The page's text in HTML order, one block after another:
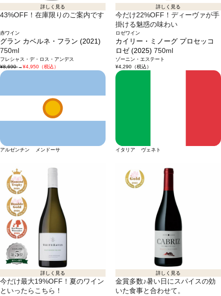
詳しく見る
43%OFF！在庫限りのご案内です
赤ワイン
グラン カベルネ・フラン (2021)
750ml
フレシャス・デ・ロス・アンデス
¥8,690→¥4,950（税込）
アルゼンチン メンドーサ
詳しく見る
今だけ22%OFF！ディーヴァが手
掛ける魅惑の味わい
ロゼワイン
カイリー・ミノーグ プロセッコ
ロゼ (2025) 750ml
ゾーニン・エステート
¥4,290（税込）
イタリア ヴェネト
詳しく見る
今だけ最大19%OFF！夏のワイン
といったらこちら！
詳しく見る
金賞多数♪暑い日にスパイスの効
いた食事と合わせて。